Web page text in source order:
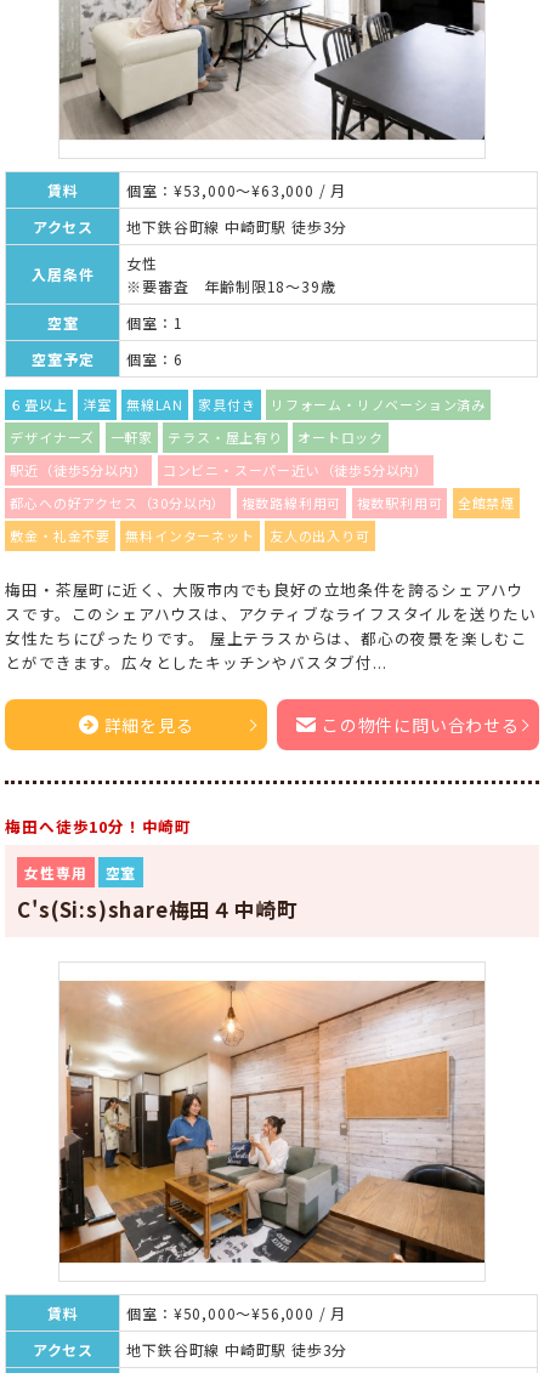
賃料
個室：¥53,000～¥63,000 / 月
アクセス
地下鉄谷町線 中崎町駅 徒歩3分
入居条件
女性
※要審査 年齢制限18～39歳
空室
個室：1
空室予定
個室：6
６畳以上 洋室 無線LAN 家具付き
リフォーム・リノベーション済み
デザイナーズ
一軒家 テラス・屋上有り
オートロック
駅近（徒歩5分以内）
コンビニ・スーパー近い（徒歩5分以内）
都心への好アクセス（30分以内）
複数路線利用可 複数駅利用可
全館禁煙
敷金・礼金不要
無料インターネット 友人の出入り可
梅田・茶屋町に近く、大阪市内でも良好の立地条件を誇るシェアハウ
スです。このシェアハウスは、アクティブなライフスタイルを送りたい
女性たちにぴったりです。 屋上テラスからは、都心の夜景を楽しむこ
とができます。広々としたキッチンやバスタブ付...
詳細を見る この物件に問い合わせる
梅田へ徒歩10分！中崎町
女性専用 空室
C's(Si:s)share梅田４中崎町
賃料
個室：¥50,000～¥56,000 / 月
アクセス
地下鉄谷町線 中崎町駅 徒歩3分